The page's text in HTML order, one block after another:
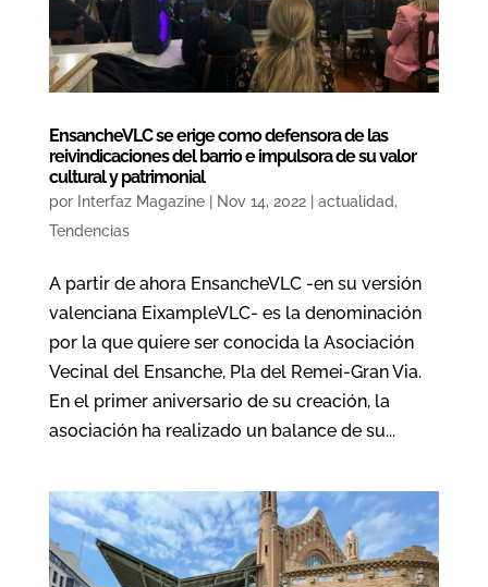
EnsancheVLC se erige como defensora de las
reivindicaciones del barrio e impulsora de su valor
cultural y patrimonial
por Interfaz Magazine| Nov 14, 2022| actualidad,
Tendencias
A partir de ahora EnsancheVLC -en su versión
valenciana EixampleVLC- es la denominación
por la que quiere ser conocida la Asociación
Vecinal del Ensanche, Pla del Remei-Gran Via.
En el primer aniversario de su creación, la
asociación ha realizado un balance de su...